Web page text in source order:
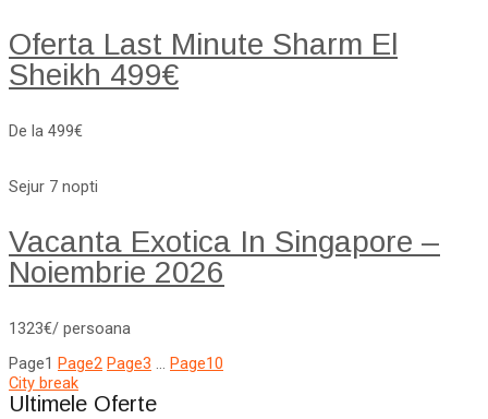
Oferta Last Minute Sharm El
Sheikh 499€
De la 499€
Sejur 7 nopti
Vacanta Exotica In Singapore –
Noiembrie 2026
1323€/ persoana
Page1 Page2 Page3 … Page10
City break
Ultimele Oferte